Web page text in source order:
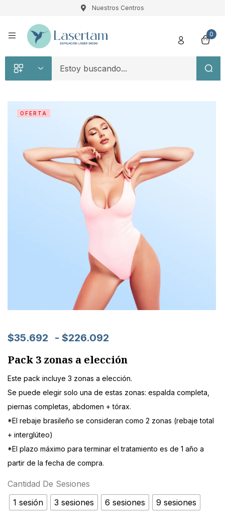
Nuestros Centros
0
OFERTA
$35.692 - $226.092
Pack 3 zonas a elección
Este pack incluye 3 zonas a elección.
Se puede elegir solo una de estas zonas: espalda completa,
piernas completas, abdomen + tórax.
*El rebaje brasileño se consideran como 2 zonas (rebaje total
+ interglúteo)
*El plazo máximo para terminar el tratamiento es de 1 año a
partir de la fecha de compra.
Cantidad De Sesiones
1 sesión
3 sesiones 6 sesiones 9 sesiones
Registro
Recuérdame
Acceso
¿Crear una cuenta?